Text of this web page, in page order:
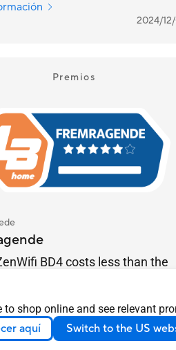
shop online and see relevant
aquí Switch to the US
2024/
Premios
BD4 costs less than the
2025/